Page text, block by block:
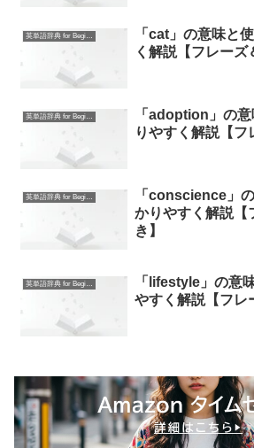
英単語辞典 for Beginners
「cat」の意味と
く解説【フレーズ
英単語辞典 for Beginners
「adoption」の
りやすく解説【フ
英単語辞典 for Beginners
「conscience」
かりやすく解説【
き】
英単語辞典 for Beginners
「lifestyle」の意
やすく解説【フレ